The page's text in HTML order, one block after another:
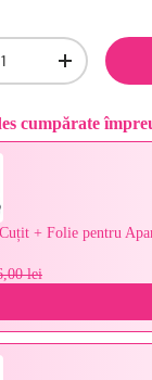
+
cumpărate
and Next
+ Folie pentru
lei